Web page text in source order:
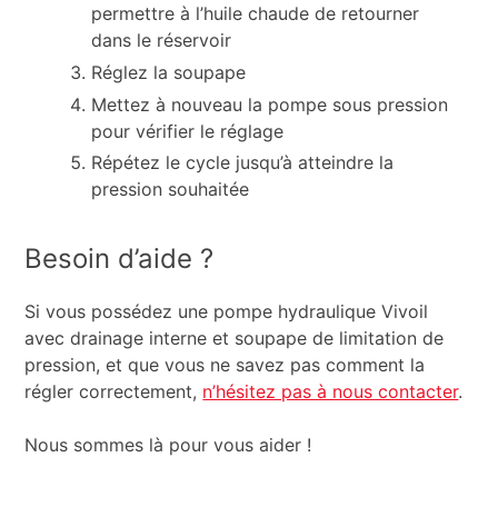
permettre à l’huile chaude de retourner
dans le réservoir
Réglez la soupape
Mettez à nouveau la pompe sous pression
pour vérifier le réglage
Répétez le cycle jusqu’à atteindre la
pression souhaitée
Besoin d’aide ?
Si vous possédez une pompe hydraulique Vivoil
avec drainage interne et soupape de limitation de
pression, et que vous ne savez pas comment la
régler correctement, n’hésitez pas à nous contacter.
Nous sommes là pour vous aider !